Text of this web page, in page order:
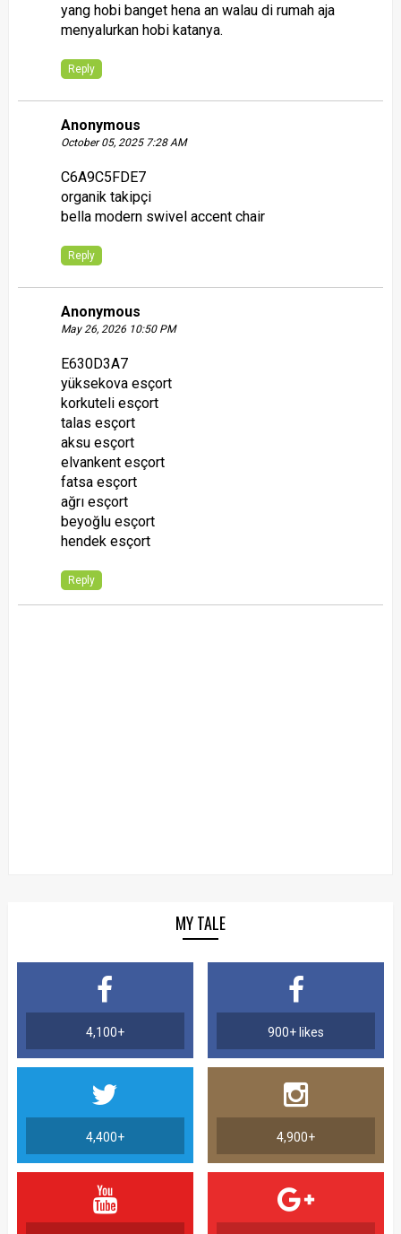
yang hobi banget hena an walau di rumah aja
menyalurkan hobi katanya.
Reply
Anonymous
October 05, 2025 7:28 AM
C6A9C5FDE7
organik takipçi
bella modern swivel accent chair
Reply
Anonymous
May 26, 2026 10:50 PM
E630D3A7
yüksekova esçort
korkuteli esçort
talas esçort
aksu esçort
elvankent esçort
fatsa esçort
ağrı esçort
beyoğlu esçort
hendek esçort
Reply
MY TALE
4,100+ 900+ likes
4,400+ 4,900+